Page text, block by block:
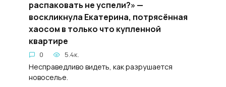
распаковать не успели?» —
воскликнула Екатерина, потрясённая
хаосом в только что купленной
квартире
0 5.4к.
Несправедливо видеть, как разрушается
новоселье.